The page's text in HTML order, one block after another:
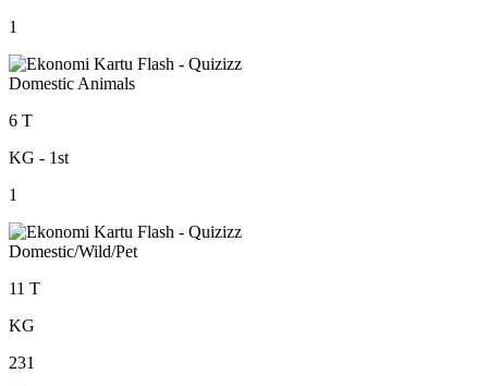
1
Domestic Animals
6 T
KG - 1st
1
Domestic/Wild/Pet
11 T
KG
231